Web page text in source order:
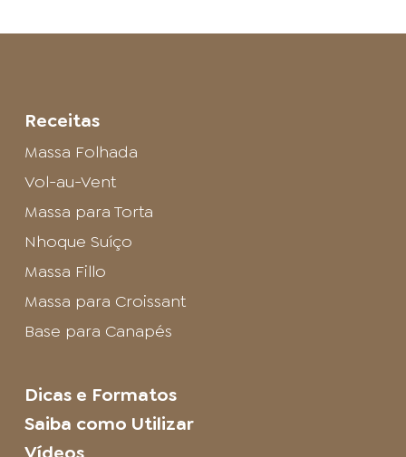
Receitas
Massa Folhada
Vol-au-Vent
Massa para Torta
Nhoque Suíço
Massa Fillo
Massa para Croissant
Base para Canapés
Dicas e Formatos
Saiba como Utilizar
Vídeos